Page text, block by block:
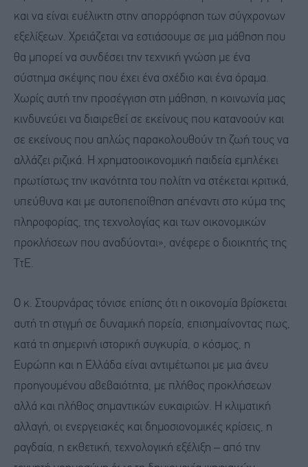
και να είναι ευέλικτη στην απορρόφηση των σύγχρονων
εξελίξεων. Χρειάζεται να εστιάσουμε σε μια μάθηση που
θα μπορεί να συνδέσει την τεχνική γνώση με ένα
σύστημα σκέψης που έχει ένα σχέδιο και ένα όραμα.
Χωρίς αυτή την προσέγγιση στη μάθηση, η κοινωνία μας
κινδυνεύει να διαιρεθεί σε εκείνους που κατανοούν και
σε εκείνους που απλώς παρακολουθούν τη ζωή τους να
αλλάζει ριζικά. Η χρηματοοικονομική παιδεία εμπλέκει
πρωτίστως την ικανότητα του πολίτη να στέκεται κριτικά,
υπεύθυνα και με αυτοπεποίθηση απέναντι στο κύμα της
πληροφορίας, της τεχνολογίας και των οικονομικών
προκλήσεων που αναδύονται», ανέφερε ο διοικητής της
ΤτΕ.
Ο κ. Στουρνάρας τόνισε επίσης ότι η οικονομία βρίσκεται
αυτή τη στιγμή σε δυναμική πορεία, επισημαίνοντας πως,
κατά τη σημερινή ιστορική συγκυρία, ο κόσμος, η
Ευρώπη και η Ελλάδα είναι αντιμέτωποι με μια άνευ
προηγουμένου αβεβαιότητα, με πλήθος προκλήσεων
αλλά και πλήθος σημαντικών ευκαιριών. Η κλιματική
αλλαγή, οι ενεργειακές και δημοσιονομικές κρίσεις, η
ραγδαία, η εκθετική, τεχνολογική εξέλιξη – από την